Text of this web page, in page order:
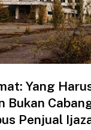
Yang
Bukan
Penjual